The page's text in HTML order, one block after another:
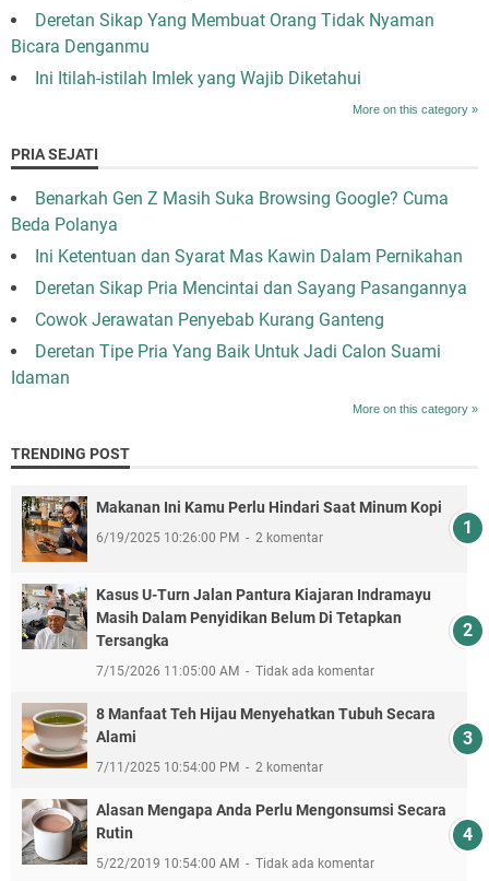
Deretan Sikap Yang Membuat Orang Tidak Nyaman
Bicara Denganmu
Ini Itilah-istilah Imlek yang Wajib Diketahui
More on this category »
PRIA SEJATI
Benarkah Gen Z Masih Suka Browsing Google? Cuma
Beda Polanya
Ini Ketentuan dan Syarat Mas Kawin Dalam Pernikahan
Deretan Sikap Pria Mencintai dan Sayang Pasangannya
Cowok Jerawatan Penyebab Kurang Ganteng
Deretan Tipe Pria Yang Baik Untuk Jadi Calon Suami
Idaman
More on this category »
TRENDING POST
Makanan Ini Kamu Perlu Hindari Saat Minum Kopi
6/19/2025 10:26:00 PM 2 komentar
Kasus U-Turn Jalan Pantura Kiajaran Indramayu
Masih Dalam Penyidikan Belum Di Tetapkan
Tersangka
7/15/2026 11:05:00 AM Tidak ada komentar
8 Manfaat Teh Hijau Menyehatkan Tubuh Secara
Alami
7/11/2025 10:54:00 PM 2 komentar
Alasan Mengapa Anda Perlu Mengonsumsi Secara
Rutin
5/22/2019 10:54:00 AM Tidak ada komentar